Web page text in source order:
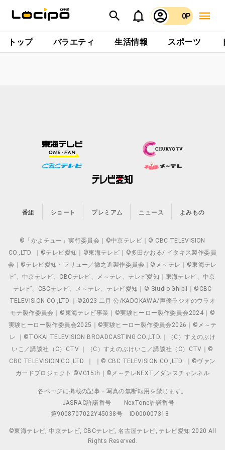
0P
トップ バラエティ 生活情報 スポーツ
番組 ショート プレミアム ニュース よみもの
©「かよチュー」実行委員会｜©中京テレビ｜© CBC TELEVISION
CO.,LTD. ｜©テレビ愛知｜©東海テレビ｜©多田かおる/ イタキス製作委員
会｜©テレビ愛知・フリュー／徹之進製作委員会｜©メ～テレ｜©東海テレ
ビ、中京テレビ、CBCテレビ、メ～テレ、テレビ愛知｜東海テレビ、中京
テレビ、CBCテレビ、メ～テレ、テレビ愛知｜© Studio Ghibli｜©CBC
TELEVISION CO.,LTD.｜©2023 二月 公/KADOKAWA/声優ラジオのウラオ
モテ製作委員会｜©東海テレビ事業｜©実験ヒーロー製作委員会2024｜©
実験ヒーロー製作委員会2025｜©実験ヒーロー製作委員会2026｜©メ～テ
レ ｜©TOKAI TELEVISION BROADCASTING CO.,LTD.｜（C）すえのぶけ
いこ／講談社（C）CTV ｜（C）すえのぶけいこ／講談社（C）CTV｜©
CBC TELEVISION CO.,LTD. ｜ ｜© CBC TELEVISION CO.,LTD. ｜©ヴァン
ガードプロジェクト ©VG15th｜©メ～テレNEXT／ダンスチャンネル
各ページに掲載の記事・写真の無断転用を禁じます。
JASRAC許諾番号
NexTone許諾番号
第9008707022Y45038号
ID000007318
©東海テレビ, 中京テレビ, CBCテレビ, 名古屋テレビ, テレビ愛知 2020 All
Rights Reserved.